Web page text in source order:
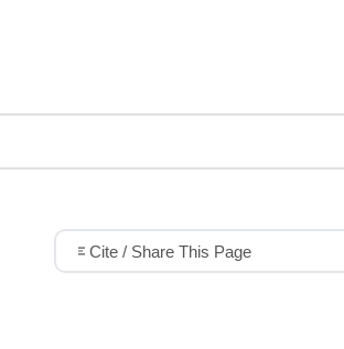
Cite / Share This Page